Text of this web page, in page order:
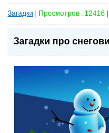
Загадки | Просмотров : 12416
Загадки про